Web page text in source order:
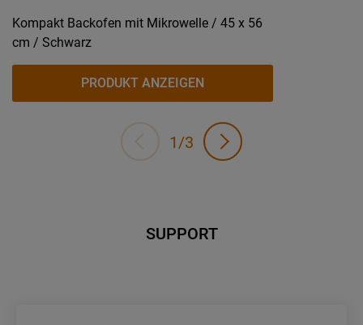
Kompakt Backofen mit Mikrowelle / 45 x 56
cm / Schwarz
PRODUKT ANZEIGEN
1/3
SUPPORT